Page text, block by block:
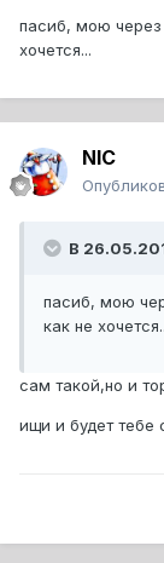
пасиб, мою через
хочется...
NIC
В
пасиб, мою
как не
сам такой,но и
ищи и будет тебе